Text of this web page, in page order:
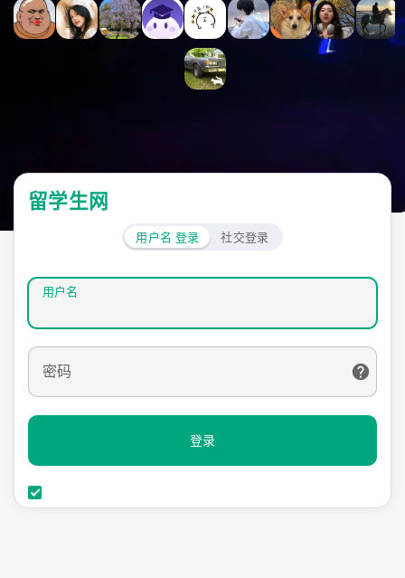
留学生网
用户名 登录 社交登录
用户名
密码
登录